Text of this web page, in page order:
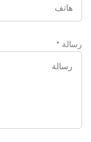
رسالة *